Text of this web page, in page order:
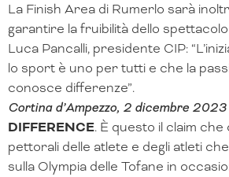
La Finish Area di Rumerlo sarà
garantire la fruibilità dello
Luca Pancalli, presidente CIP:
lo sport è uno per tutti e che la
conosce differenze”.
Cortina d’Ampezzo, 2 dicembre 2023
DIFFERENCE. È questo il claim
pettorali delle atlete e degli atleti
sulla Olympia delle Tofane in